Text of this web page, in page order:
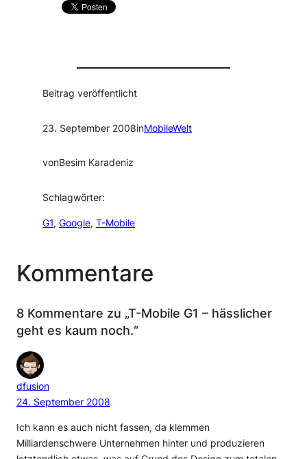
Beitrag veröffentlicht
23. September 2008inMobileWelt
vonBesim Karadeniz
Schlagwörter:
G1, Google, T-Mobile
Kommentare
8 Kommentare zu „T-Mobile G1 – hässlicher
geht es kaum noch.“
dfusion
24. September 2008
Ich kann es auch nicht fassen, da klemmen
Milliardenschwere Unternehmen hinter und produzieren